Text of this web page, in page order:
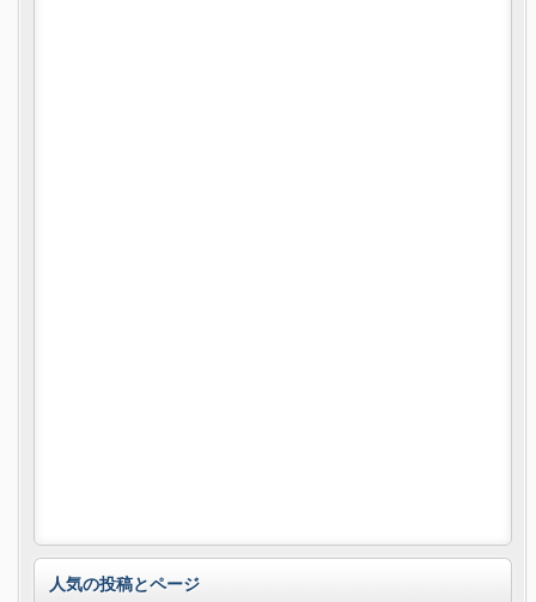
人気の投稿とページ